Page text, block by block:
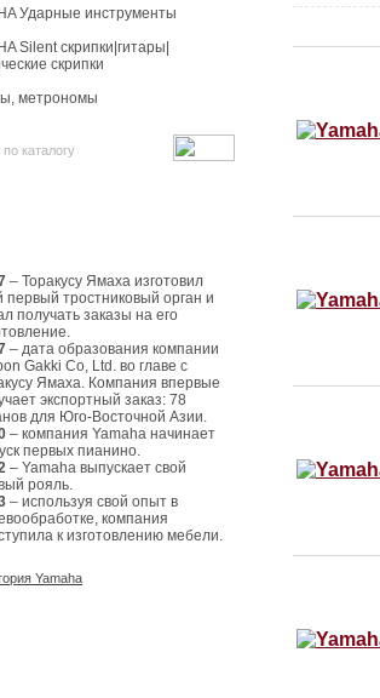
Ударные инструменты
Silent скрипки|гитары|
скрипки
метрономы
– Торакусу Ямаха изготовил
первый тростниковый орган и
получать заказы на его
– дата образования компании
Gakki Co, Ltd. во главе с
Ямаха. Компания впервые
экспортный заказ: 78
для Юго-Восточной Азии.
– компания Yamaha начинает
первых пианино.
– Yamaha выпускает свой
рояль.
– используя свой опыт в
компания
к изготовлению мебели.
Yamaha